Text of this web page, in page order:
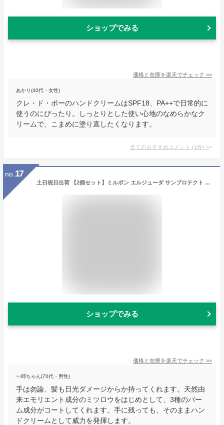
ショップでみる
価格と在庫を楽天でチェック >>
あかり(40代・女性)
クレ・ド・ポーのハンドクリームはSPF18、PA++で日常的に
使うのにぴったり。しっとりとした使い心地のなめらかなク
リームで、こまめに塗り直したくなります。
全てのおすすめコメント (1件) >
no. 17
土日祝日出荷 【2個セット】ミルボン エルジューダ サンプロテクト バーム 40g (milbon elujuda ヘアバーム ハンドケア ハンドクリーム 美容室 美容院 サロン専売品 紫外線対策 )
ショップでみる
価格と在庫を楽天でチェック >>
一郎ちゃん(70代・男性)
手は勿論、髪も日光ダメージからか持ってくれます。天然由
来エモリエント成分のミツロウをはじめとして、3種のバー
ム成分がコートしてくれます。手に残っても、そのままハン
ドクリームとして威力を発揮します。